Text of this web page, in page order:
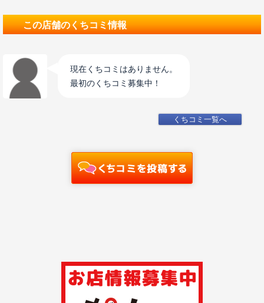
この店舗のくちコミ情報
現在くちコミはありません。
最初のくちコミ募集中！
くちコミ一覧へ